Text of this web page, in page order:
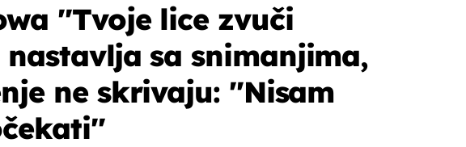
''Tvoje lice zvuči
sa snimanjima,
ne skrivaju: ''Nisam